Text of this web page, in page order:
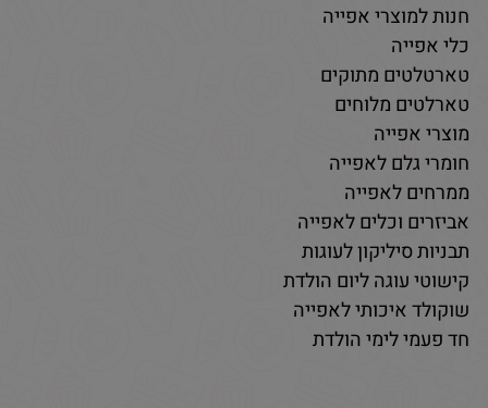
חנות למוצרי אפייה
כלי אפייה
טארטלטים מתוקים
טארלטים מלוחים
מוצרי אפייה
חומרי גלם לאפייה
ממרחים לאפייה
אביזרים וכלים לאפייה
תבניות סיליקון לעוגות
קישוטי עוגה ליום הולדת
שוקולד איכותי לאפייה
חד פעמי לימי הולדת